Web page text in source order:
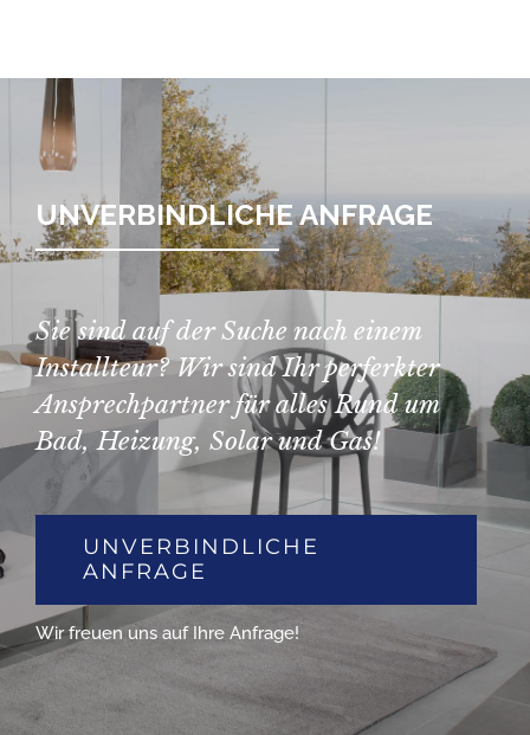
UNVERBINDLICHE ANFRAGE
Sie sind auf der Suche nach einem
Installteur? Wir sind Ihr perferkter
Ansprechpartner für alles Rund um
Bad, Heizung, Solar und Gas!
UNVERBINDLICHE
ANFRAGE
Wir freuen uns auf Ihre Anfrage!